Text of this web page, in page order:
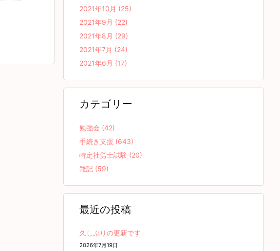
2021年10月 (25)
2021年9月 (22)
2021年8月 (29)
2021年7月 (24)
2021年6月 (17)
カテゴリー
勉強会 (42)
手続き支援 (643)
特定社労士試験 (20)
雑記 (59)
最近の投稿
久しぶりの更新です
2026年7月19日